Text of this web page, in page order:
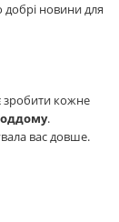
новини для
зробити кожне
.
вас довше.